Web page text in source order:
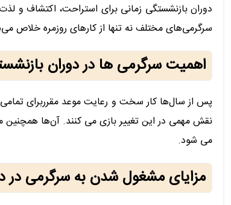
دوران بازنشستگی زمانی برای استراحت، اکتشاف و
سرگرمی‌های مختلف نه تنها از کارهای روزمره خلاص
اهمیت سرگرمی ها در دوران
پس از سال‌ها کار سخت و رعایت موعد مقرربرای
نقش مهمی در این تغییر بازی می کنند. آن‌ها همچنین
می شود.
مزایای مشغول شدن به سرگرمی در